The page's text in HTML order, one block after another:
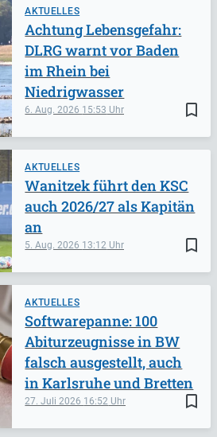
AKTUELLES
bookmark_border
6. Aug. 2026 15:53
Achtung Lebensgefahr:
DLRG warnt vor Baden
im Rhein bei
Niedrigwasser
AKTUELLES
bookmark_border
5. Aug. 2026 13:12
Wanitzek führt den KSC
auch 2026/27 als Kapitän
an
AKTUELLES
bookmark_border
27. Juli 2026 16:52
Softwarepanne: 100
Abiturzeugnisse in BW
falsch ausgestellt, auch
in Karlsruhe und Bretten